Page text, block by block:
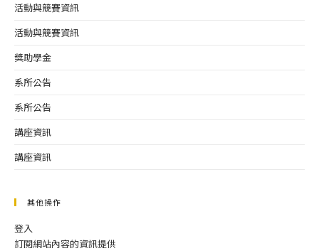
活動與競賽資訊
活動與競賽資訊
獎助學金
系所公告
系所公告
講座資訊
講座資訊
其他操作
登入
訂閱網站內容的資訊提供